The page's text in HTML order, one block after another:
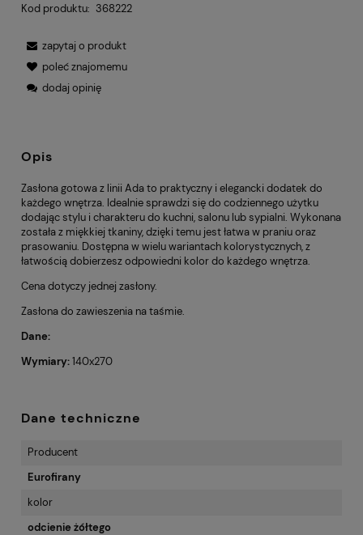
Kod produktu: 368222
zapytaj o produkt
poleć znajomemu
dodaj opinię
Opis
Zasłona gotowa z linii Ada to praktyczny i elegancki dodatek do
każdego wnętrza. Idealnie sprawdzi się do codziennego użytku
dodając stylu i charakteru do kuchni, salonu lub sypialni. Wykonana
została z miękkiej tkaniny, dzięki temu jest łatwa w praniu oraz
prasowaniu. Dostępna w wielu wariantach kolorystycznych, z
łatwością dobierzesz odpowiedni kolor do każdego wnętrza.
Cena dotyczy jednej zasłony.
Zasłona do zawieszenia na taśmie.
Dane:
Wymiary:140x270
Dane techniczne
Producent
Eurofirany
kolor
odcienie żółtego